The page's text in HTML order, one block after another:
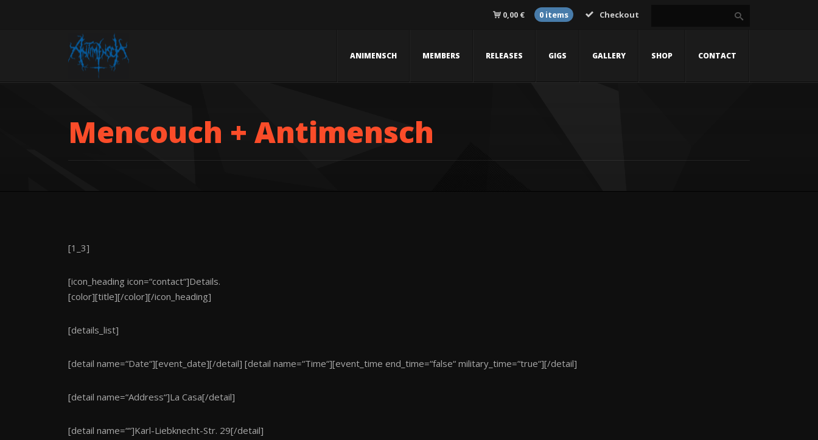
0,00 € 0 items Checkout
ANIMENSCH MEMBERS RELEASES GIGS GALLERY SHOP CONTACT
Mencouch + Antimensch
[1_3]
[icon_heading icon=“contact“]Details.
[color][title][/color][/icon_heading]
[details_list]
[detail name=“Date“][event_date][/detail] [detail name=“Time“][event_time end_time=“false“ military_time=“true“][/detail]
[detail name=“Address“]La Casa[/detail]
[detail name=““]Karl-Liebknecht-Str. 29[/detail]